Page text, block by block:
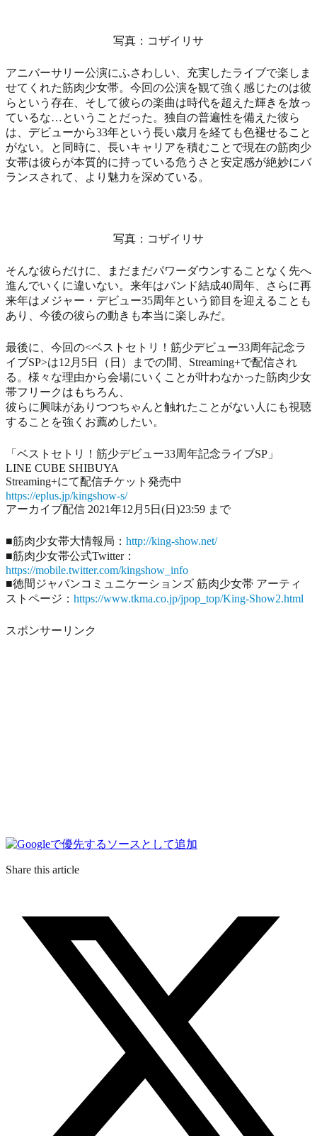
写真：コザイリサ
アニバーサリー公演にふさわしい、充実したライブで楽しま
せてくれた筋肉少女帯。今回の公演を観て強く感じたのは彼
らという存在、そして彼らの楽曲は時代を超えた輝きを放っ
ているな…ということだった。独自の普遍性を備えた彼ら
は、デビューから33年という長い歳月を経ても色褪せること
がない。と同時に、長いキャリアを積むことで現在の筋肉少
女帯は彼らが本質的に持っている危うさと安定感が絶妙にバ
ランスされて、より魅力を深めている。
写真：コザイリサ
そんな彼らだけに、まだまだパワーダウンすることなく先へ
進んでいくに違いない。来年はバンド結成40周年、さらに再
来年はメジャー・デビュー35周年という節目を迎えることも
あり、今後の彼らの動きも本当に楽しみだ。
最後に、今回の<ベストセトリ！筋少デビュー33周年記念ラ
イブSP>は12月5日（日）までの間、Streaming+で配信され
る。様々な理由から会場にいくことが叶わなかった筋肉少女
帯フリークはもちろん、
彼らに興味がありつつちゃんと触れたことがない人にも視聴
することを強くお薦めしたい。
「ベストセトリ！筋少デビュー33周年記念ライブSP」
LINE CUBE SHIBUYA
Streaming+にて配信チケット発売中
https://eplus.jp/kingshow-s/
アーカイブ配信 2021年12月5日(日)23:59 まで
■筋肉少女帯大情報局： http://king-show.net/
■筋肉少女帯公式Twitter：
https://mobile.twitter.com/kingshow_info
■徳間ジャパンコミュニケーションズ 筋肉少女帯 アーティ
ストページ： https://www.tkma.co.jp/jpop_top/King-Show2.html
スポンサーリンク
Share this article